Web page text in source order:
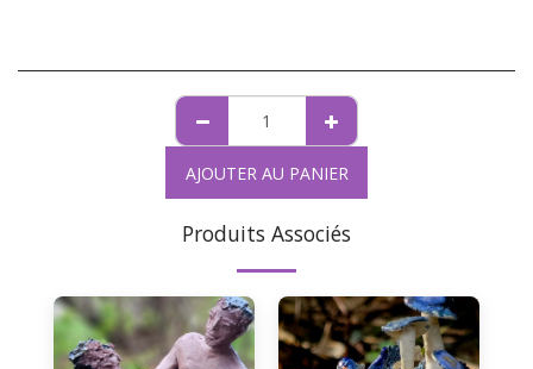
AJOUTER AU PANIER
Produits Associés